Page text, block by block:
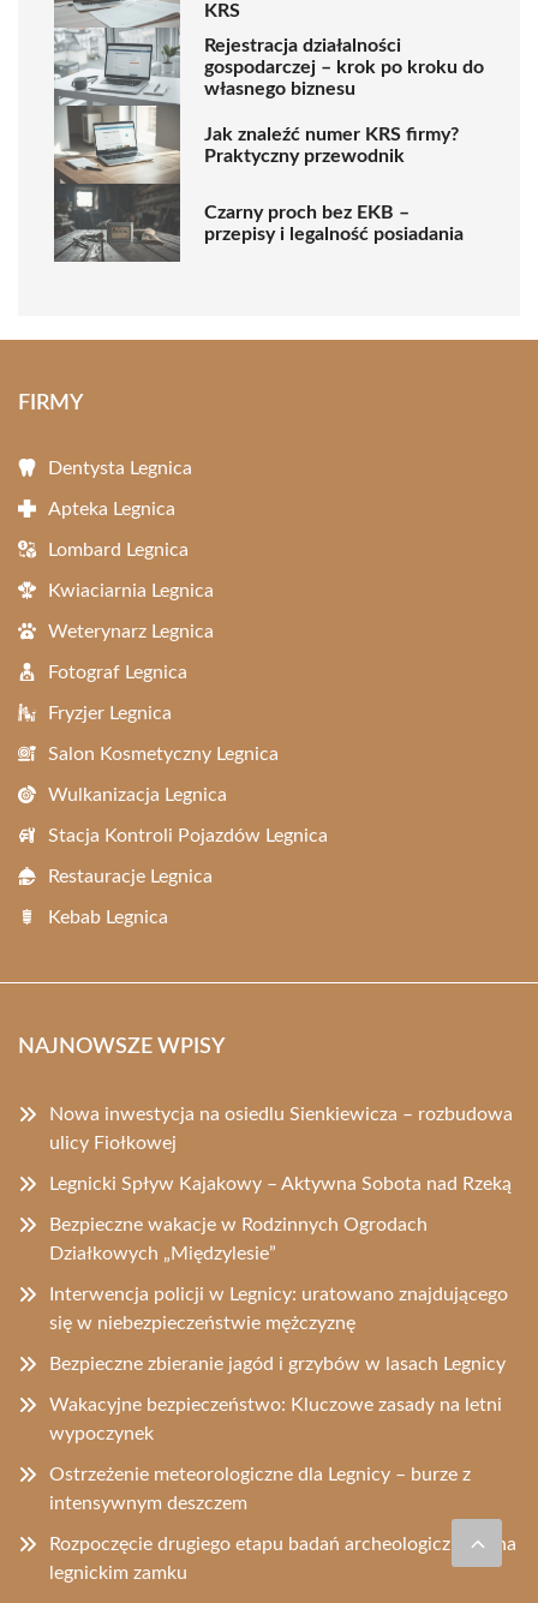
KRS
Rejestracja działalności
gospodarczej – krok po kroku do
własnego biznesu
Jak znaleźć numer KRS firmy?
Praktyczny przewodnik
Czarny proch bez EKB –
przepisy i legalność posiadania
FIRMY
Dentysta Legnica
Apteka Legnica
Lombard Legnica
Kwiaciarnia Legnica
Weterynarz Legnica
Fotograf Legnica
Fryzjer Legnica
Salon Kosmetyczny Legnica
Wulkanizacja Legnica
Stacja Kontroli Pojazdów Legnica
Restauracje Legnica
Kebab Legnica
NAJNOWSZE WPISY
Nowa inwestycja na osiedlu Sienkiewicza – rozbudowa
ulicy Fiołkowej
Legnicki Spływ Kajakowy – Aktywna Sobota nad Rzeką
Bezpieczne wakacje w Rodzinnych Ogrodach
Działkowych „Międzylesie”
Interwencja policji w Legnicy: uratowano znajdującego
się w niebezpieczeństwie mężczyznę
Bezpieczne zbieranie jagód i grzybów w lasach Legnicy
Wakacyjne bezpieczeństwo: Kluczowe zasady na letni
wypoczynek
Ostrzeżenie meteorologiczne dla Legnicy – burze z
intensywnym deszczem
Rozpoczęcie drugiego etapu badań archeologicznych na
legnickim zamku